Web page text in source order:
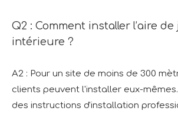
Q2 : Comment installer l’aire de
intérieure ?
A2 : Pour un site de moins de 300
clients peuvent l'installer eux-
des instructions d'installation